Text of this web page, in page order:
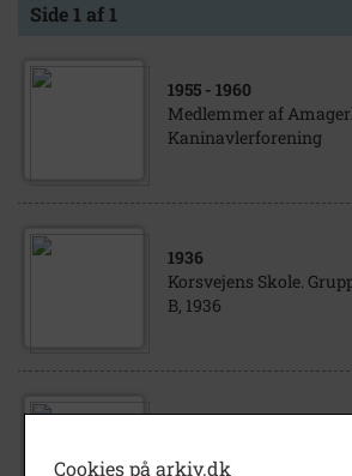
Side 1 af 1
1955 - 1960
Medlemmer af
Kaninavlerforening
1936
Korsvejens Skole.
B, 1936
Cookies på arkiv.dk